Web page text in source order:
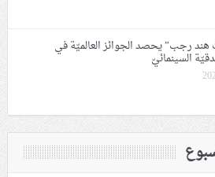
رجب” يحصد الجوائز العالميّة في
السينمائيّ